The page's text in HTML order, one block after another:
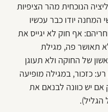
הנוכחית מהר הציפיות
יודו כבר עכשיו
אף חוק לא יגייס את
תאושר פה, מגילת
של החוקה ולא תעוגן
רע: כזכור, במגילה מופיעה
יש כוונה לבנאם את
הגליל).